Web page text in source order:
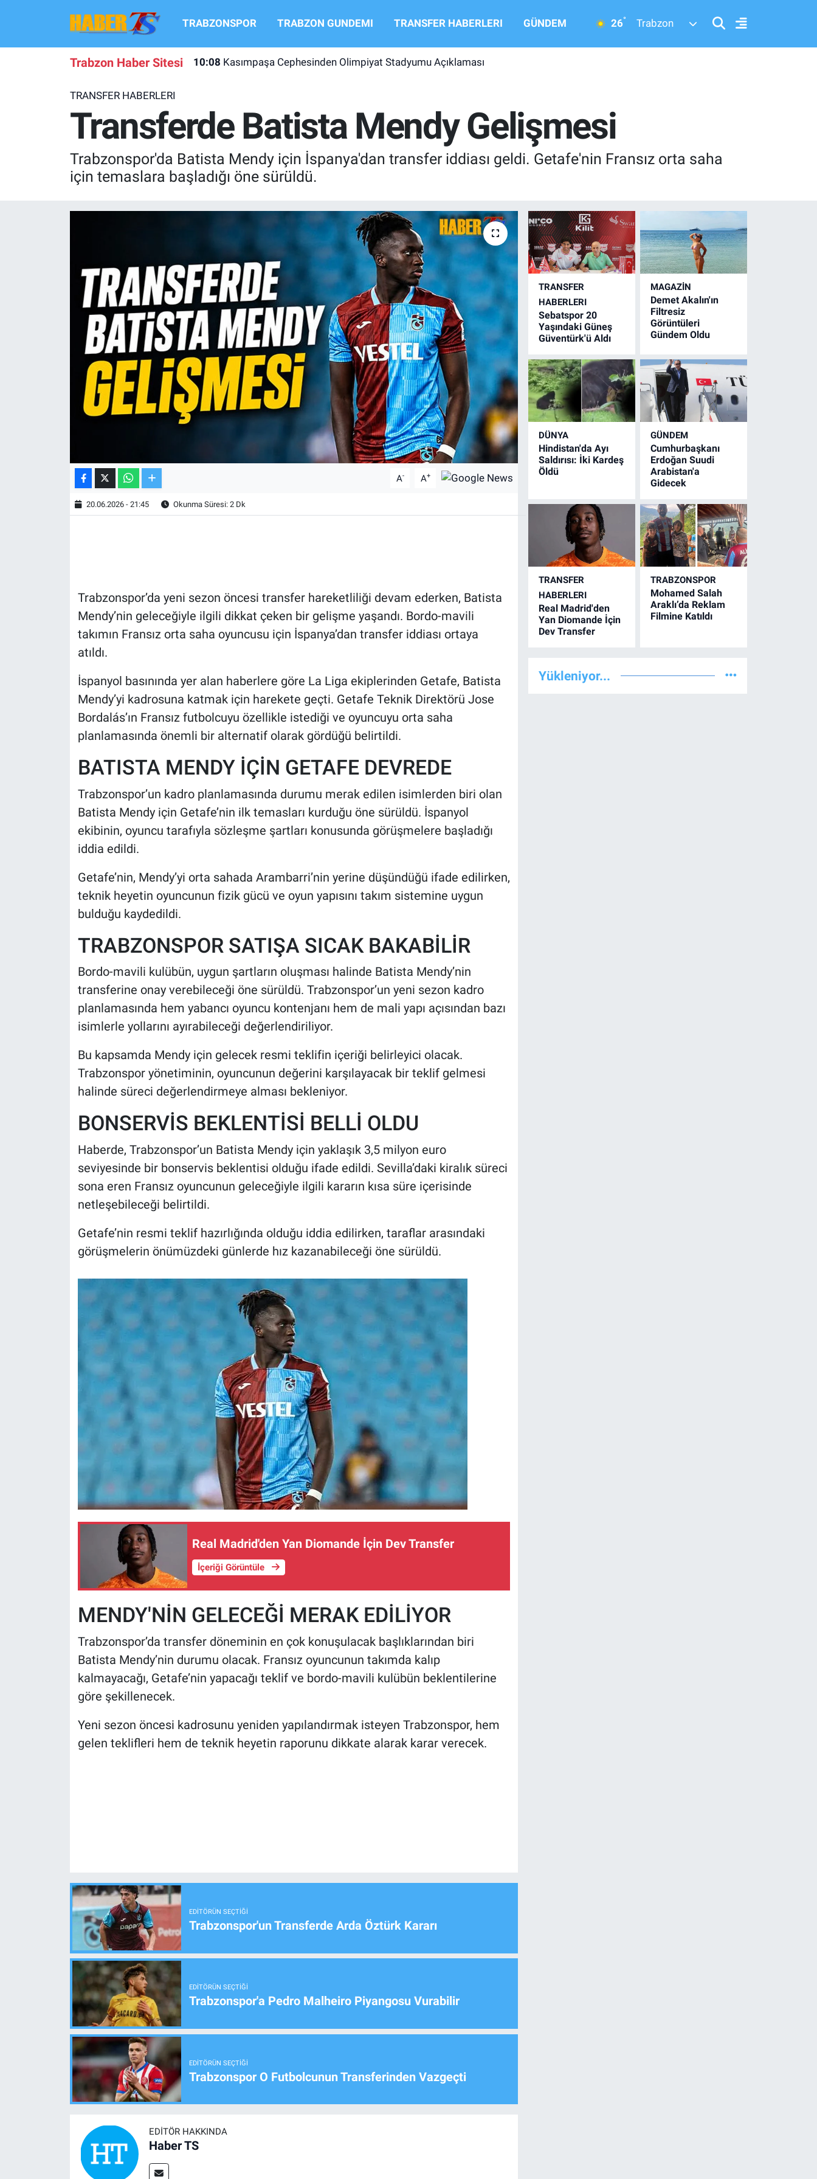
TRABZONSPOR TRABZON GUNDEMI TRANSFER HABERLERI GÜNDEM 26° Trabzon
Trabzon Haber Sitesi 10:08 Kasımpaşa Cephesinden Olimpiyat Stadyumu Açıklaması
TRANSFER HABERLERI
Transferde Batista Mendy Gelişmesi
Trabzonspor'da Batista Mendy için İspanya'dan transfer iddiası geldi. Getafe'nin Fransız orta saha
için temaslara başladığı öne sürüldü.
A- A+
20.06.2026 - 21:45 Okunma Süresi: 2 Dk
Trabzonspor’da yeni sezon öncesi transfer hareketliliği devam ederken, Batista
Mendy’nin geleceğiyle ilgili dikkat çeken bir gelişme yaşandı. Bordo-mavili
takımın Fransız orta saha oyuncusu için İspanya’dan transfer iddiası ortaya
atıldı.
İspanyol basınında yer alan haberlere göre La Liga ekiplerinden Getafe, Batista
Mendy’yi kadrosuna katmak için harekete geçti. Getafe Teknik Direktörü Jose
Bordalás’ın Fransız futbolcuyu özellikle istediği ve oyuncuyu orta saha
planlamasında önemli bir alternatif olarak gördüğü belirtildi.
BATISTA MENDY İÇİN GETAFE DEVREDE
Trabzonspor’un kadro planlamasında durumu merak edilen isimlerden biri olan
Batista Mendy için Getafe’nin ilk temasları kurduğu öne sürüldü. İspanyol
ekibinin, oyuncu tarafıyla sözleşme şartları konusunda görüşmelere başladığı
iddia edildi.
Getafe’nin, Mendy’yi orta sahada Arambarri’nin yerine düşündüğü ifade edilirken,
teknik heyetin oyuncunun fizik gücü ve oyun yapısını takım sistemine uygun
bulduğu kaydedildi.
TRABZONSPOR SATIŞA SICAK BAKABİLİR
Bordo-mavili kulübün, uygun şartların oluşması halinde Batista Mendy’nin
transferine onay verebileceği öne sürüldü. Trabzonspor’un yeni sezon kadro
planlamasında hem yabancı oyuncu kontenjanı hem de mali yapı açısından bazı
isimlerle yollarını ayırabileceği değerlendiriliyor.
Bu kapsamda Mendy için gelecek resmi teklifin içeriği belirleyici olacak.
Trabzonspor yönetiminin, oyuncunun değerini karşılayacak bir teklif gelmesi
halinde süreci değerlendirmeye alması bekleniyor.
BONSERVİS BEKLENTİSİ BELLİ OLDU
Haberde, Trabzonspor’un Batista Mendy için yaklaşık 3,5 milyon euro
seviyesinde bir bonservis beklentisi olduğu ifade edildi. Sevilla’daki kiralık süreci
sona eren Fransız oyuncunun geleceğiyle ilgili kararın kısa süre içerisinde
netleşebileceği belirtildi.
Getafe’nin resmi teklif hazırlığında olduğu iddia edilirken, taraflar arasındaki
görüşmelerin önümüzdeki günlerde hız kazanabileceği öne sürüldü.
Real Madrid'den Yan Diomande İçin Dev Transfer
İçeriği Görüntüle
MENDY'NİN GELECEĞİ MERAK EDİLİYOR
Trabzonspor’da transfer döneminin en çok konuşulacak başlıklarından biri
Batista Mendy’nin durumu olacak. Fransız oyuncunun takımda kalıp
kalmayacağı, Getafe’nin yapacağı teklif ve bordo-mavili kulübün beklentilerine
göre şekillenecek.
Yeni sezon öncesi kadrosunu yeniden yapılandırmak isteyen Trabzonspor, hem
gelen teklifleri hem de teknik heyetin raporunu dikkate alarak karar verecek.
EDITÖRÜN SEÇTIĞI
Trabzonspor'un Transferde Arda Öztürk Kararı
EDITÖRÜN SEÇTIĞI
Trabzonspor'a Pedro Malheiro Piyangosu Vurabilir
EDITÖRÜN SEÇTIĞI
Trabzonspor O Futbolcunun Transferinden Vazgeçti
EDITÖR HAKKINDA
Haber TS
TRANSFER
HABERLERI
Sebatspor 20
Yaşındaki Güneş
Güventürk'ü Aldı
MAGAZİN
Demet Akalın'ın
Filtresiz
Görüntüleri
Gündem Oldu
DÜNYA
Hindistan'da Ayı
Saldırısı: İki Kardeş
Öldü
GÜNDEM
Cumhurbaşkanı
Erdoğan Suudi
Arabistan'a
Gidecek
TRANSFER
HABERLERI
Real Madrid'den
Yan Diomande İçin
Dev Transfer
TRABZONSPOR
Mohamed Salah
Araklı’da Reklam
Filmine Katıldı
Yükleniyor...
TRABZONSPOR
TRANSFER HABERLERI
KULİS MEYDANI
TV VE SİNEMA
BASKETBOL
KÜLTÜR SANAT
EKONOMİ
Bilim, Teknoloji
Hava Durumu
Süper Lig Puan Durumu ve Fikstür
Tüm Manşetler
Son Dakika Haberleri